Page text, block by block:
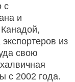
с
и
из
свою
с 2002 года.